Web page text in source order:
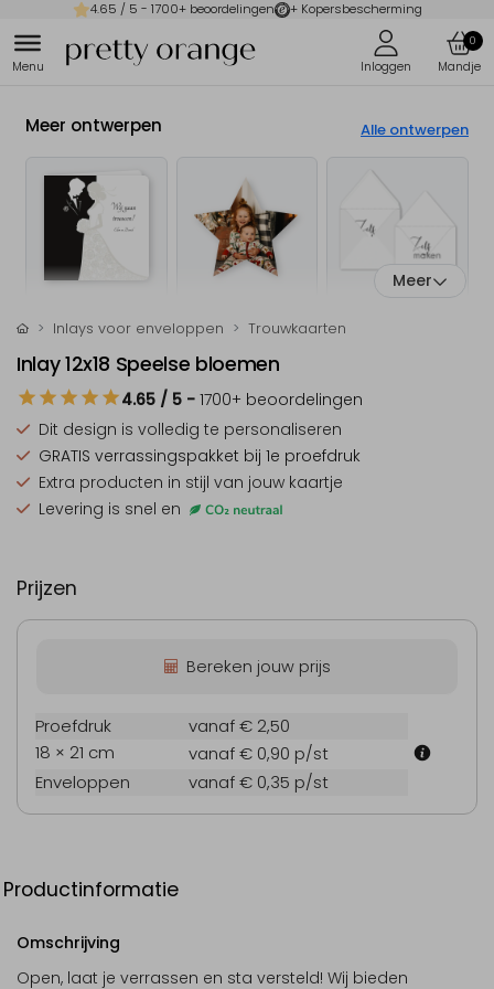
4.65 / 5 - 1700+ beoordelingen + Kopersbescherming
0
Meer ontwerpen Alle ontwerpen
Meer
Inlays voor enveloppen Trouwkaarten
Inlay 12x18 Speelse bloemen
4.65 / 5 - 1700+ beoordelingen
Dit design is volledig te personaliseren
GRATIS verrassingspakket bij 1e proefdruk
Extra producten in stijl van jouw kaartje
Levering is snel en
Prijzen
Bereken jouw prijs
Proefdruk
vanaf € 2,50
18 × 21 cm
vanaf € 0,90 p/st
Enveloppen
vanaf € 0,35 p/st
Productinformatie
Omschrijving
Open, laat je verrassen en sta versteld! Wij bieden